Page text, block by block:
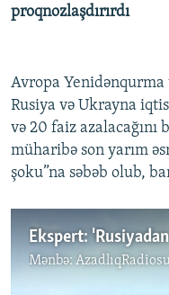
proqnozlaşdırırdı
Avropa
Rusiya və Ukrayna
və 20 faiz
müharibə son yarım
şoku”na səbəb olub,
Mənbə: